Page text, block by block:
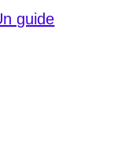
guide